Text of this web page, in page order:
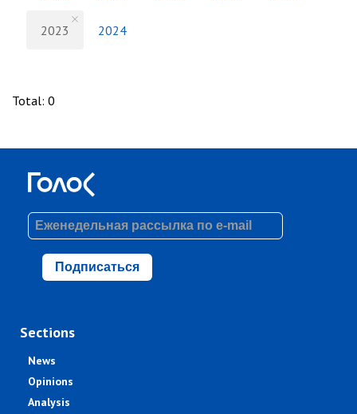
2023 2024
Total: 0
Подписаться
Sections
News
Opinions
Analysis